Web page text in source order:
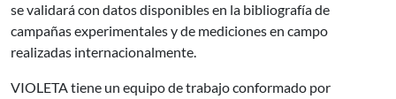
se validará con datos disponibles en la bibliografía de
campañas experimentales y de mediciones en campo
realizadas internacionalmente.
VIOLETA tiene un equipo de trabajo conformado por